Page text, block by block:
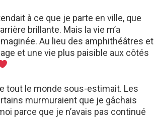
à ce que je parte en ville, que
brillante. Mais la vie m’a
Au lieu des amphithéâtres et
et une vie plus paisible aux côtés
tout le monde sous-estimait. Les
murmuraient que je gâchais
parce que je n’avais pas continué